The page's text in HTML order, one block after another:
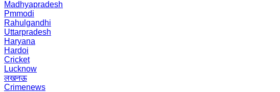
Madhyapradesh
Pmmodi
Rahulgandhi
Uttarpradesh
Haryana
Hardoi
Cricket
Lucknow
लखनऊ
Crimenews